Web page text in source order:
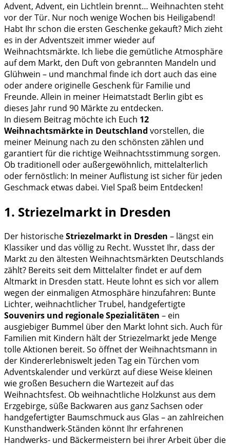
Advent, Advent, ein Lichtlein brennt… Weihnachten steht
vor der Tür. Nur noch wenige Wochen bis Heiligabend!
Habt Ihr schon die ersten Geschenke gekauft? Mich zieht
es in der Adventszeit immer wieder auf
Weihnachtsmärkte. Ich liebe die gemütliche Atmosphäre
auf dem Markt, den Duft von gebrannten Mandeln und
Glühwein – und manchmal finde ich dort auch das eine
oder andere originelle Geschenk für Familie und
Freunde. Allein in meiner Heimatstadt Berlin gibt es
dieses Jahr rund 90 Märkte zu entdecken.
In diesem Beitrag möchte ich Euch 12
Weihnachtsmärkte in Deutschland vorstellen, die
meiner Meinung nach zu den schönsten zählen und
garantiert für die richtige Weihnachtsstimmung sorgen.
Ob traditionell oder außergewöhnlich, mittelalterlich
oder fernöstlich: In meiner Auflistung ist sicher für jeden
Geschmack etwas dabei. Viel Spaß beim Entdecken!
1. Striezelmarkt in Dresden
Der historischeStriezelmarkt in Dresden – längst ein
Klassiker und das völlig zu Recht. Wusstet Ihr, dass der
Markt zu den ältesten Weihnachtsmärkten Deutschlands
zählt? Bereits seit dem Mittelalter findet er auf dem
Altmarkt in Dresden statt. Heute lohnt es sich vor allem
wegen der einmaligen Atmosphäre hinzufahren: Bunte
Lichter, weihnachtlicher Trubel, handgefertigte
Souvenirs und regionale Spezialitäten – ein
ausgiebiger Bummel über den Markt lohnt sich. Auch für
Familien mit Kindern hält der Striezelmarkt jede Menge
tolle Aktionen bereit. So öffnet der Weihnachtsmann in
der Kindererlebniswelt jeden Tag ein Türchen vom
Adventskalender und verkürzt auf diese Weise kleinen
wie großen Besuchern die Wartezeit auf das
Weihnachtsfest. Ob weihnachtliche Holzkunst aus dem
Erzgebirge, süße Backwaren aus ganz Sachsen oder
handgefertigter Baumschmuck aus Glas – an zahlreichen
Kunsthandwerk-Ständen könnt Ihr erfahrenen
Handwerks- und Bäckermeistern bei ihrer Arbeit über die